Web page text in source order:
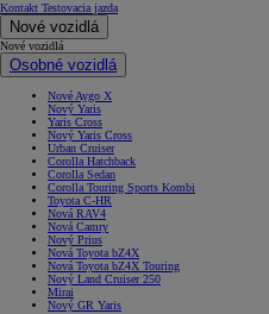
Kontakt Testovacia jazda
Nové vozidlá
Nové vozidlá
Osobné vozidlá
Nové Aygo X
Nový Yaris
Yaris Cross
Nový Yaris Cross
Urban Cruiser
Corolla Hatchback
Corolla Sedan
Corolla Touring Sports Kombi
Toyota C-HR
Nová RAV4
Nová Camry
Nový Prius
Nová Toyota bZ4X
Nová Toyota bZ4X Touring
Nový Land Cruiser 250
Mirai
Nový GR Yaris